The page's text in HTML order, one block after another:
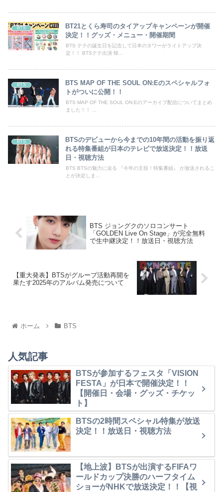
BTS
BT21とくら寿司のタイアップキャンペーンが開催
決定！！グッズ・メニュー・開催期間
BTS テテの誕生日を記念して日本のタワーがライトアップ決
定！！ BTSテテ出演 韓...
BTS
BTS MAP OF THE SOUL ON:Eのスペシャルフォ
トがついに公開！！
BTS MAP OF THE SOUL ON:Eのアーカイブ配信についてまとめ
ました！！ ...
BTS
BTSのデビューから今までの10年間の活動を振り返
れる特集番組が日本のテレビで放送決定！！放送
日・視聴方法
BTS BTSの魅力に迫る 『今年の主役！特集番組』 が放送されるこ
とが決定しま...
BTS ジョングクのソロコンサート
「GOLDEN Live On Stage」が完全無料
で生中継決定！！放送日・視聴方法
【重大発表】BTSがグループ活動再開を
果たす2025年のアルバム発売について
ホーム BTS
人気記事
BTSが参加するフェスタ「VISION
FESTA」が日本で開催決定！！
【開催日・会場・グッズ・チケッ
ト】
BTSの2時間スペシャル特集が放送
決定！！放送日・視聴方法
【地上波】BTSが出演するFIFAワ
ールドカップ決勝のハーフタイム
ショーがNHKで放送決定！！【視